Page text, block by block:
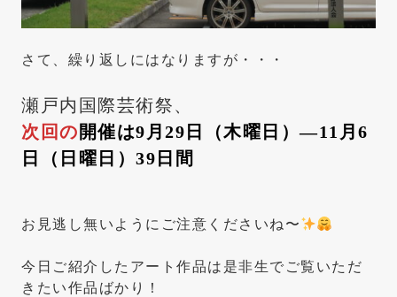
さて、繰り返しにはなりますが・・・
瀬戸内国際芸術祭、
次回の 開催は9月29日（木曜日）—11月6
日（日曜日）39日間
お見逃し無いようにご注意くださいね〜
今日ご紹介したアート作品は是非生でご覧いただ
きたい作品ばかり！